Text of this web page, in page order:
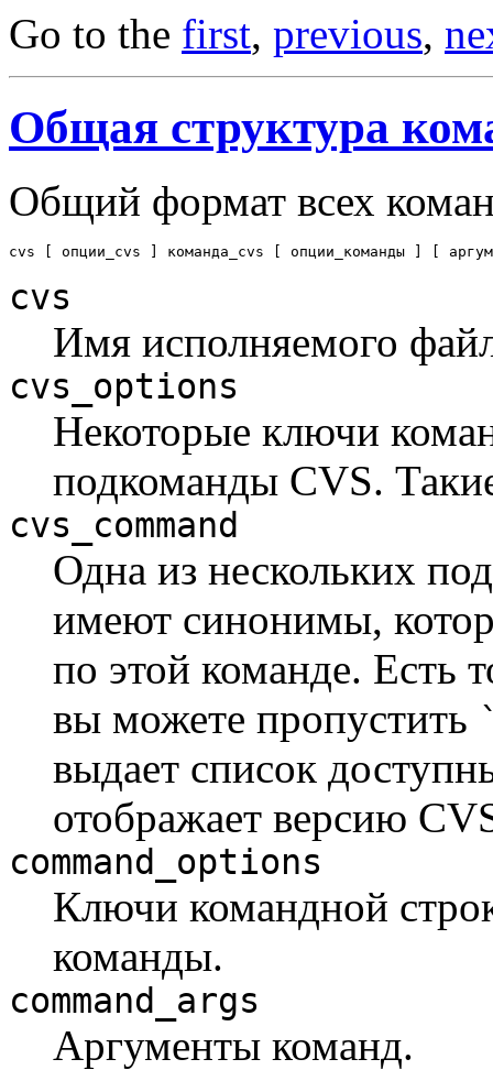
Go to the first, previous,
Общая структура
Общий формат всех
cvs
Имя исполняемого
cvs_options
Некоторые ключи
подкоманды CVS.
cvs_command
Одна из нескольких
имеют синонимы,
по этой команде. Есть
вы можете пропустить
выдает список
отображает версию
command_options
Ключи командной
команды.
command_args
Аргументы команд.